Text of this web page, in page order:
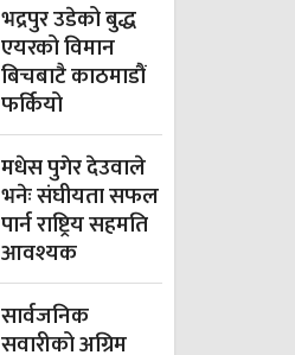
भद्रपुर उडेको बुद्ध
एयरको विमान
बिचबाटै काठमाडौं
फर्कियो
मधेस पुगेर देउवाले
भनेः संघीयता सफल
पार्न राष्ट्रिय सहमति
आवश्यक
सार्वजनिक
सवारीको अग्रिम